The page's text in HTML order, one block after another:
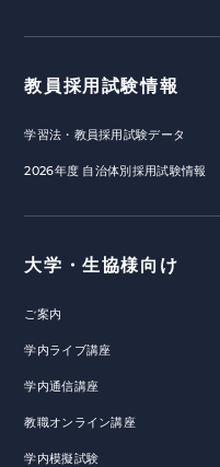
教員採用試験情報
学習法・教員採用試験データ
2026年度 自治体別採用試験情報
大学・生協様向け
ご案内
学内ライブ講座
学内通信講座
教職オンライン講座
学内模擬試験